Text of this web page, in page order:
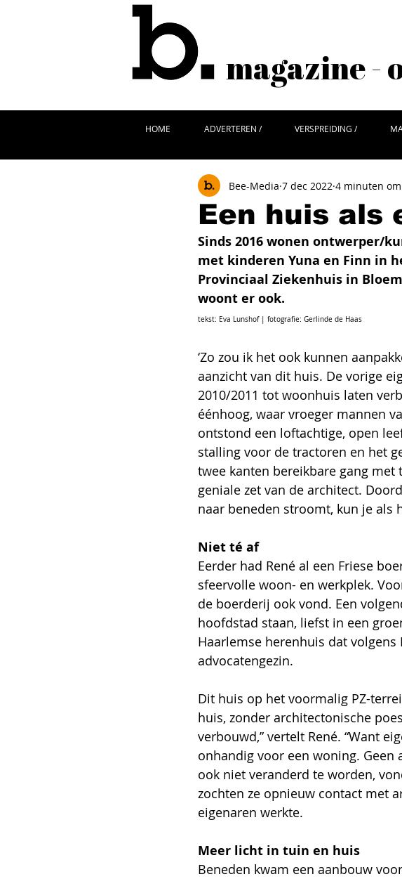
magazine -
HOME ADVERTEREN / VERSPREIDING /
Een huis als
Bee-Media 7 dec 2022 4 minuten
Sinds 2016 wonen ontwerper/
met kinderen Yuna en Finn in
Provinciaal Ziekenhuis in
woont er ook.
tekst: Eva Lunshof | fotografie: Gerlinde de Haas
‘Zo zou ik het ook kunnen
aanzicht van dit huis. De vorige
2010/2011 tot woonhuis laten
éénhoog, waar vroeger mannen
ontstond een loftachtige, open
stalling voor de tractoren en het
twee kanten bereikbare gang met
geniale zet van de architect.
naar beneden stroomt, kun je als
Niet té af
Eerder had René al een Friese
sfeervolle woon- en werkplek.
de boerderij ook vond. Een
hoofdstad staan, liefst in een
Haarlemse herenhuis dat
advocatengezin.
Dit huis op het voormalig PZ-
huis, zonder architectonische
verbouwd,” vertelt René. “Want
onhandig voor een woning. Geen
ook niet veranderd te worden,
zochten ze opnieuw contact met
eigenaren werkte.
Meer licht in tuin en huis
Beneden kwam een aanbouw